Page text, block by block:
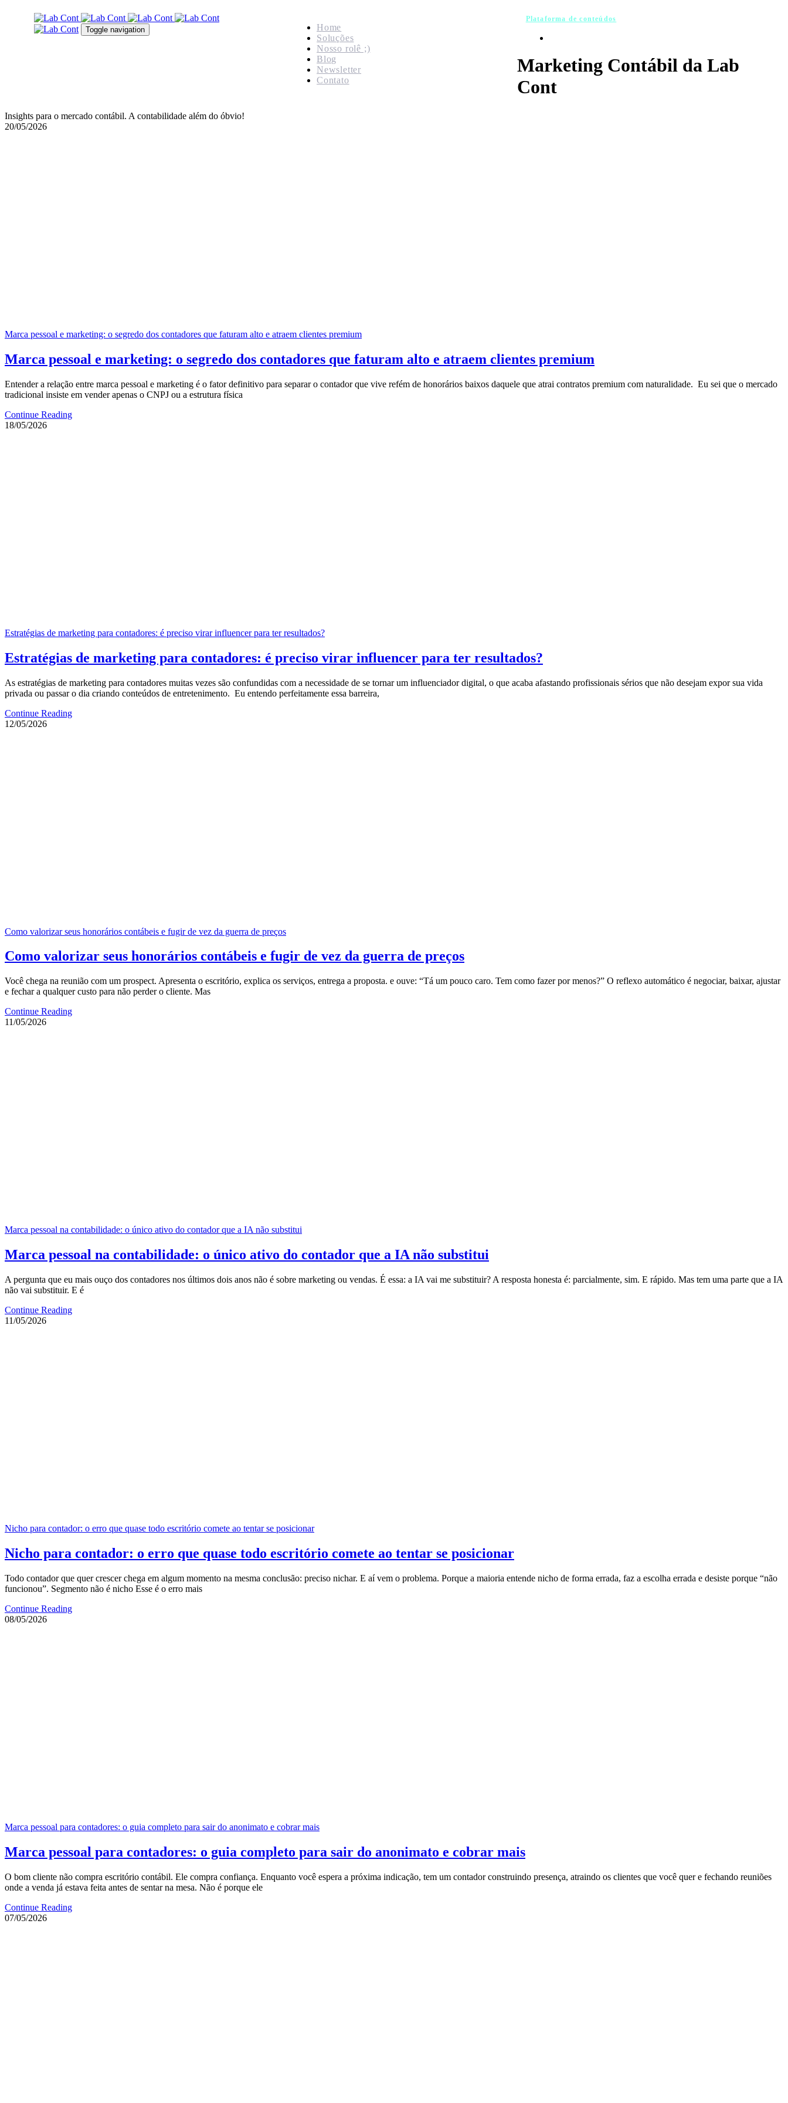
Toggle navigation
Home
Soluções
Nosso rolê ;)
Blog
Newsletter
Contato
Plataforma de conteúdos
Marketing Contábil da Lab
Cont
Insights para o mercado contábil. A contabilidade além do óbvio!
20/05/2026
Marca pessoal e marketing: o segredo dos contadores que faturam alto e atraem clientes premium
Marca pessoal e marketing: o segredo dos contadores que faturam alto e atraem clientes premium
Entender a relação entre marca pessoal e marketing é o fator definitivo para separar o contador que vive refém de honorários baixos daquele que atrai contratos premium com naturalidade. Eu sei que o mercado
tradicional insiste em vender apenas o CNPJ ou a estrutura física
Continue Reading
18/05/2026
Estratégias de marketing para contadores: é preciso virar influencer para ter resultados?
Estratégias de marketing para contadores: é preciso virar influencer para ter resultados?
As estratégias de marketing para contadores muitas vezes são confundidas com a necessidade de se tornar um influenciador digital, o que acaba afastando profissionais sérios que não desejam expor sua vida
privada ou passar o dia criando conteúdos de entretenimento. Eu entendo perfeitamente essa barreira,
Continue Reading
12/05/2026
Como valorizar seus honorários contábeis e fugir de vez da guerra de preços
Como valorizar seus honorários contábeis e fugir de vez da guerra de preços
Você chega na reunião com um prospect. Apresenta o escritório, explica os serviços, entrega a proposta. e ouve: “Tá um pouco caro. Tem como fazer por menos?” O reflexo automático é negociar, baixar, ajustar
e fechar a qualquer custo para não perder o cliente. Mas
Continue Reading
11/05/2026
Marca pessoal na contabilidade: o único ativo do contador que a IA não substitui
Marca pessoal na contabilidade: o único ativo do contador que a IA não substitui
A pergunta que eu mais ouço dos contadores nos últimos dois anos não é sobre marketing ou vendas. É essa: a IA vai me substituir? A resposta honesta é: parcialmente, sim. E rápido. Mas tem uma parte que a IA
não vai substituir. E é
Continue Reading
11/05/2026
Nicho para contador: o erro que quase todo escritório comete ao tentar se posicionar
Nicho para contador: o erro que quase todo escritório comete ao tentar se posicionar
Todo contador que quer crescer chega em algum momento na mesma conclusão: preciso nichar. E aí vem o problema. Porque a maioria entende nicho de forma errada, faz a escolha errada e desiste porque “não
funcionou”. Segmento não é nicho Esse é o erro mais
Continue Reading
08/05/2026
Marca pessoal para contadores: o guia completo para sair do anonimato e cobrar mais
Marca pessoal para contadores: o guia completo para sair do anonimato e cobrar mais
O bom cliente não compra escritório contábil. Ele compra confiança. Enquanto você espera a próxima indicação, tem um contador construindo presença, atraindo os clientes que você quer e fechando reuniões
onde a venda já estava feita antes de sentar na mesa. Não é porque ele
Continue Reading
07/05/2026